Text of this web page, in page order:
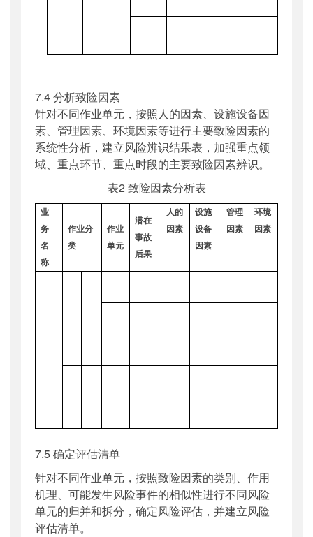
7.4 分析致险因素
针对不同作业单元，按照人的因素、设施设备因
素、管理因素、环境因素等进行主要致险因素的
系统性分析，建立风险辨识结果表，加强重点领
域、重点环节、重点时段的主要致险因素辨识。
表2 致险因素分析表
业
务
名
称
作业分
类
作业
单元
潜在
事故
后果
人的
因素
设施
设备
因素
管理
因素
环境
因素
7.5 确定评估清单
针对不同作业单元，按照致险因素的类别、作用
机理、可能发生风险事件的相似性进行不同风险
单元的归并和拆分，确定风险评估，并建立风险
评估清单。